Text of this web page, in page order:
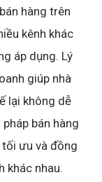
hàng trên
kênh khác
áp dụng. Lý
giúp nhà
lại không dễ
bán hàng
ưu và đồng
khác nhau.